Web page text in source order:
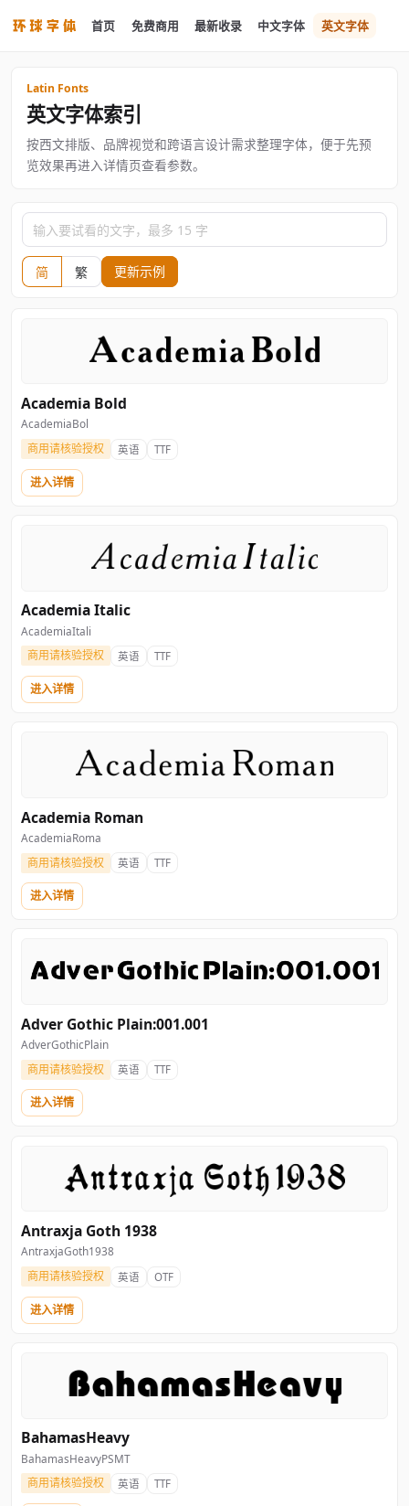
首页 免费商用 最新收录 中文字体 英文字体
Latin Fonts
英文字体索引
按西文排版、品牌视觉和跨语言设计需求整理字体，便于先预
览效果再进入详情页查看参数。
输入要试看的文字，最多 15 字
简 繁 更新示例
Academia Bold
AcademiaBol 
商用请核验授权 英语 TTF
进入详情
Academia Italic
AcademiaItali 
商用请核验授权 英语 TTF
进入详情
Academia Roman
AcademiaRoma 
商用请核验授权 英语 TTF
进入详情
Adver Gothic Plain:001.001
AdverGothicPlain
商用请核验授权 英语 TTF
进入详情
Antraxja Goth 1938
AntraxjaGoth1938
商用请核验授权 英语 OTF
进入详情
BahamasHeavy
BahamasHeavyPSMT
商用请核验授权 英语 TTF